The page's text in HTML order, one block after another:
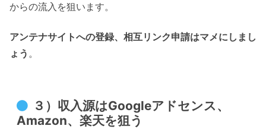
からの流入を狙います。
アンテナサイトへの登録、相互リンク申請はマメにしまし
ょう 。
３）収入源はGoogleアドセンス、
Amazon、楽天を狙う